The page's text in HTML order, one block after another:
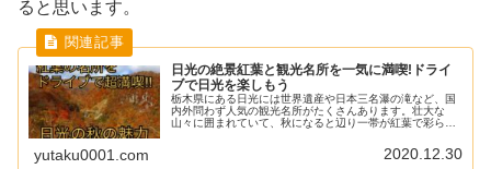
ると思います。
日光の絶景紅葉と観光名所を一気に満喫!ドライ
ブで日光を楽しもう
栃木県にある日光には世界遺産や日本三名瀑の滝など、国
内外問わず人気の観光名所がたくさんあります。壮大な
山々に囲まれていて、秋になると辺り一帯が紅葉で彩ら
yutaku0001.com 2020.12.30